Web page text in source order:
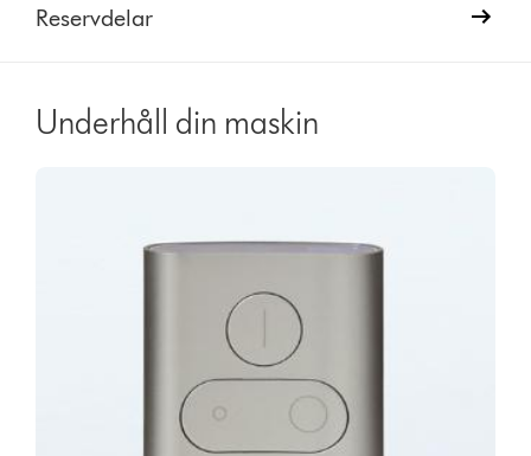
Reservdelar
Underhåll din maskin